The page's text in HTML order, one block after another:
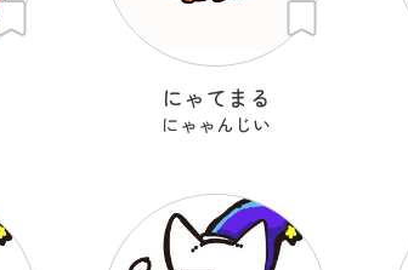
にゃてまる
にゃゃんじい